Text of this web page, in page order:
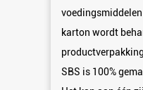
karton wordt
SBS is 100%